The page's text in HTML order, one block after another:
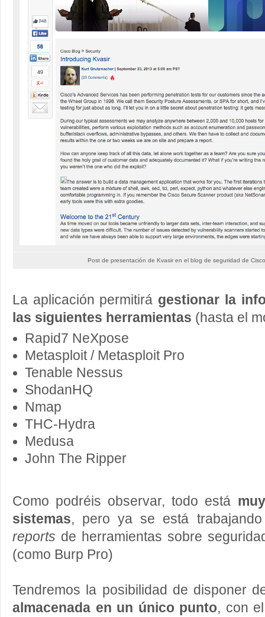
Post de presentación de Kvasir en el blog de seguridad de
La aplicación permitirá gestionar la
las siguientes herramientas (hasta el
Rapid7 NeXpose
Metasploit / Metasploit Pro
Tenable Nessus
ShodanHQ
Nmap
THC-Hydra
Medusa
John The Ripper
Como podréis observar, todo está
sistemas, pero ya se está
reports de herramientas sobre
(como Burp Pro)
Tendremos la posibilidad de disponer
almacenada en un único punto, con